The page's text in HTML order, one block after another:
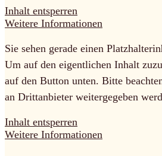
Inhalt entsperren
Weitere Informationen
Sie sehen gerade einen
Um auf den eigentlichen Inhalt
auf den Button unten. Bitte
an Drittanbieter weitergegeben
Inhalt entsperren
Weitere Informationen